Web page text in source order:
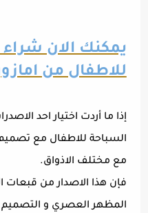
يمكنك الان
للاطفال من
إذا ما أردت اختيار احد
السباحة للاطفال مع
مع مختلف الاذواق.
فإن هذا الاصدار من
المظهر العصري و